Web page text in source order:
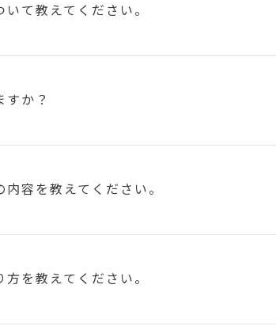
て教えてください。
か？
容を教えてください。
を教えてください。